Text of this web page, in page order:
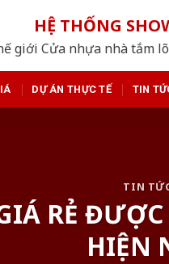
HỆ THỐNG
giới Cửa nhựa nhà tắm
DỰ ÁN THỰC TẾ TIN
TIN
RẺ
HIỆN